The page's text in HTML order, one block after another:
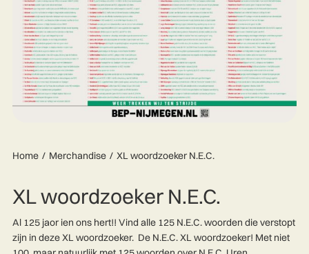
Home Merchandise XL woordzoeker N.E.C.
XL woordzoeker N.E.C.
Al 125 jaor ien ons hert!! Vind alle 125 N.E.C. woorden die verstopt
zijn in deze XL woordzoeker. De N.E.C. XL woordzoeker! Met niet